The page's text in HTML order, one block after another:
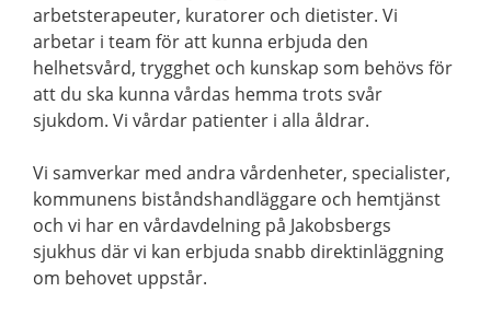
arbetsterapeuter, kuratorer och dietister. Vi
arbetar i team för att kunna erbjuda den
helhetsvård, trygghet och kunskap som behövs för
att du ska kunna vårdas hemma trots svår
sjukdom. Vi vårdar patienter i alla åldrar.
Vi samverkar med andra vårdenheter, specialister,
kommunens biståndshandläggare och hemtjänst
och vi har en vårdavdelning på Jakobsbergs
sjukhus där vi kan erbjuda snabb direktinläggning
om behovet uppstår.